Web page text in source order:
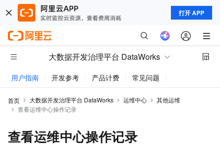
打开 APP
大数据开发治理平台 DataWorks
用户指南 开发参考 产品计费 常见问题
首页 大数据开发治理平台 DataWorks 运维中心
其他运维
查看运维中心操作记录
查看运维中心操作记录